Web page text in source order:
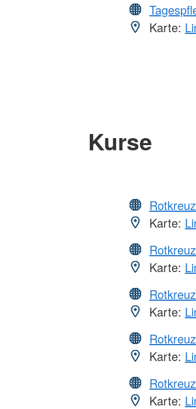
Karte:
Kurse
Karte:
Karte:
Karte:
Karte:
Karte: